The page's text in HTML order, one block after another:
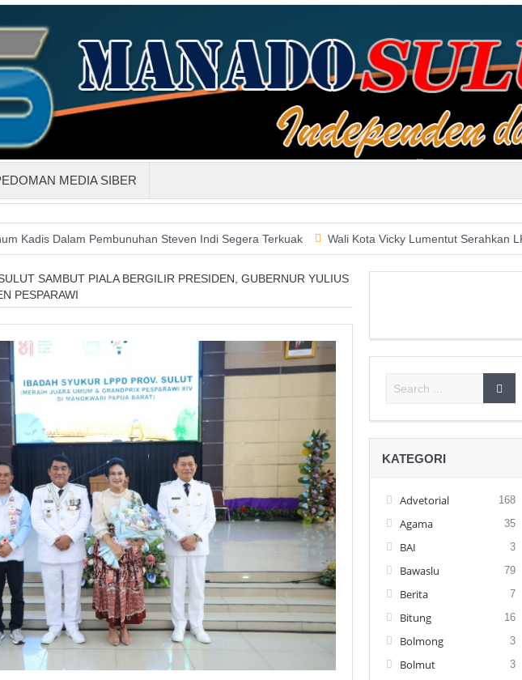
MEDIA SIBER
Pembunuhan Steven Indi Segera Terkuak Wali Kota Vicky Lumentut Serahkan LKPD 2019
SAMBUT PIALA BERGILIR PRESIDEN, GUBERNUR YULIUS
PESPARAWI
KATEGORI
Advetorial 168
Agama 35
BAI 3
Bawaslu 79
Berita 7
Bitung 16
Bolmong 3
Bolmut 3